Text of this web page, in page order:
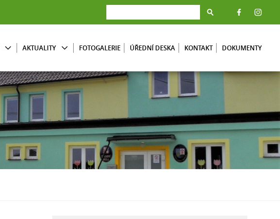
AKTUALITY FOTOGALERIE ÚŘEDNÍ DESKA KONTAKT DOKUMENTY